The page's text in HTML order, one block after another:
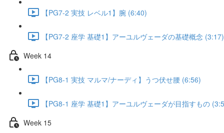
【PG7-2 実技 レベル1】腕 (6:40)
【PG7-2 座学 基礎1】アーユルヴェーダの基礎概念 (3:17)
Week 14
【PG8-1 実技 マルマ/ナーディ】うつ伏せ腰 (6:56)
【PG8-1 座学 基礎1】アーユルヴェーダが目指すもの
Week 15